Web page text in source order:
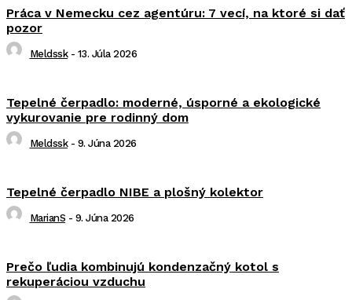
Práca v Nemecku cez agentúru: 7 vecí, na ktoré si dať
pozor
Meldssk - 13. Júla 2026
Tepelné čerpadlo: moderné, úsporné a ekologické
vykurovanie pre rodinný dom
Meldssk - 9. Júna 2026
Tepelné čerpadlo NIBE a plošný kolektor
MarianS - 9. Júna 2026
Prečo ľudia kombinujú kondenzačný kotol s
rekuperáciou vzduchu